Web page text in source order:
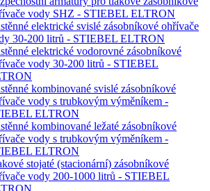
vody SHZ - STIEBEL ELTRON
elektrické svislé zásobníkové ohřívače
30-200 litrů - STIEBEL ELTRON
elektrické vodorovné zásobníkové
vody 30-200 litrů - STIEBEL
kombinované svislé zásobníkové
vody s trubkovým výměníkem -
ELTRON
kombinované ležaté zásobníkové
vody s trubkovým výměníkem -
ELTRON
stojaté (stacionární) zásobníkové
vody 200-1000 litrů - STIEBEL